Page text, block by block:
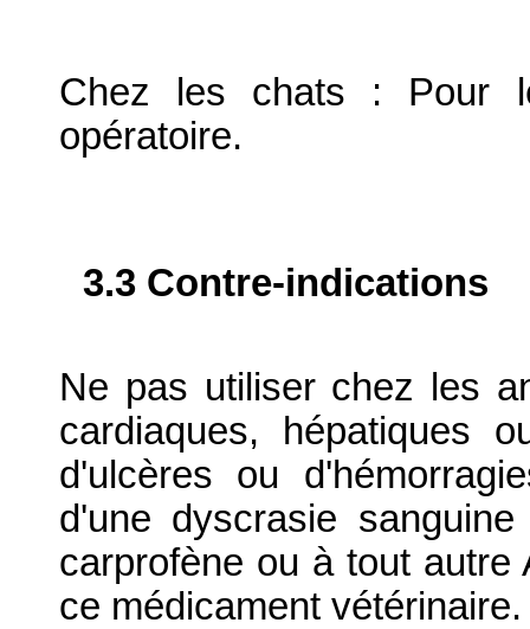
Chez les chats : Pour
opératoire.
3.3 Contre-indications
Ne pas utiliser chez les
cardiaques, hépatiques
d'ulcères ou
d'une dyscrasie
carprofène ou à tout
ce médicament vétérinaire.